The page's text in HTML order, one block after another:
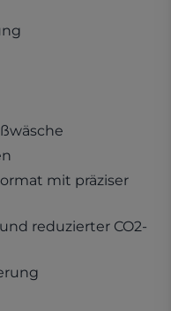
mit präziser
reduzierter CO2-